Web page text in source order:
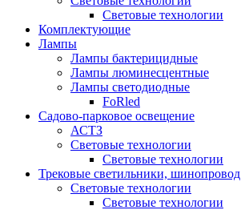
Световые технологии
Комплектующие
Лампы
Лампы бактерицидные
Лампы люминесцентные
Лампы светодиодные
FoRled
Садово-парковое освещение
АСТЗ
Световые технологии
Световые технологии
Трековые светильники, шинопровод
Световые технологии
Световые технологии